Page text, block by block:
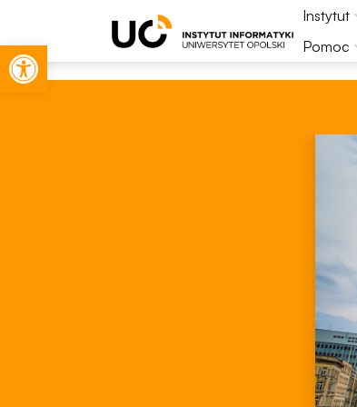
Otwórz pasek narzędzi
Instytut
Pomoc